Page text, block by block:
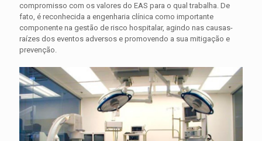
compromisso com os valores do EAS para o qual trabalha. De
fato, é reconhecida a engenharia clínica como importante
componente na gestão de risco hospitalar, agindo nas causas-
raízes dos eventos adversos e promovendo a sua mitigação e
prevenção.